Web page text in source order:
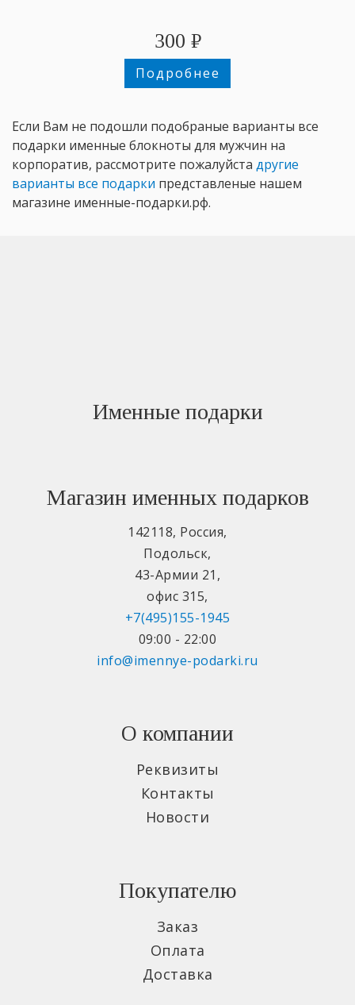
300 ₽
Подробнее
Если Вам не подошли подобраные варианты все
подарки именные блокноты для мужчин на
корпоратив, рассмотрите пожалуйста другие
варианты все подарки представленые нашем
магазине именные-подарки.рф.
Именные подарки
Магазин именных подарков
142118, Россия,
Подольск,
43-Армии 21 ,
офис 315,
+7(495)155-1945
09:00 - 22:00
info@imennye-podarki.ru
О компании
Реквизиты
Контакты
Новости
Покупателю
Заказ
Оплата
Доставка